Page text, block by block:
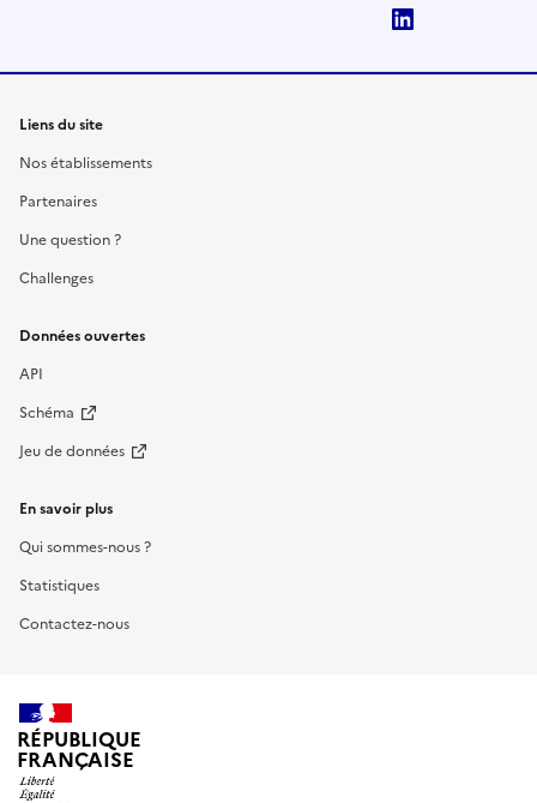
Liens du site
Nos établissements
Partenaires
Une question ?
Challenges
Données ouvertes
API
Schéma
Jeu de données
En savoir plus
Qui sommes-nous ?
Statistiques
Contactez-nous
RÉPUBLIQUE
FRANÇAISE